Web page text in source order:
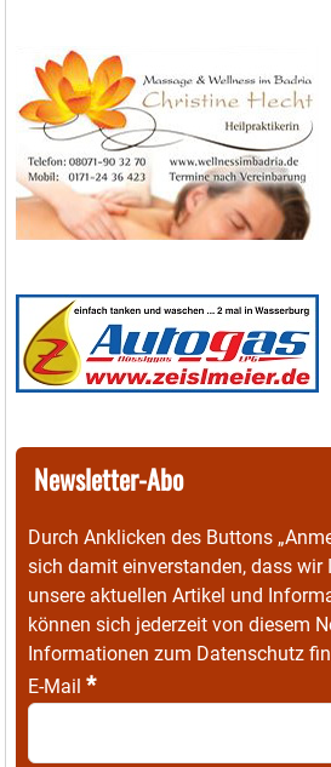
Newsletter-Abo
Durch Anklicken des Buttons
sich damit einverstanden, dass wir
unsere aktuellen Artikel und
können sich jederzeit von diesem
Informationen zum Datenschutz
E-Mail *